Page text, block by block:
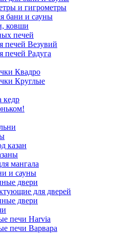
и гигрометры
бани и сауны
ковши
печей
печей Везувий
печей Радуга
Квадро
Круглые
кедр
казан
мангала
и сауны
двери
для дверей
двери
печи Harvia
печи Варвара